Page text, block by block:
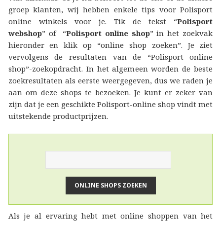
groep klanten, wij hebben enkele tips voor Polisport
online winkels voor je. Tik de tekst “Polisport
webshop” of “Polisport online shop” in het zoekvak
hieronder en klik op “online shop zoeken”. Je ziet
vervolgens de resultaten van de “Polisport online
shop”-zoekopdracht. In het algemeen worden de beste
zoekresultaten als eerste weergegeven, dus we raden je
aan om deze shops te bezoeken. Je kunt er zeker van
zijn dat je een geschikte Polisport-online shop vindt met
uitstekende productprijzen.
Als je al ervaring hebt met online shoppen van het